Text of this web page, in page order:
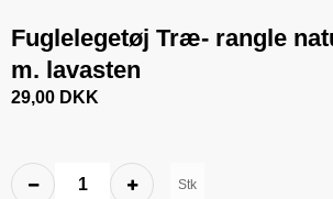
Fuglelegetøj Træ- rangle
m. lavasten
29,00 DKK
Stk